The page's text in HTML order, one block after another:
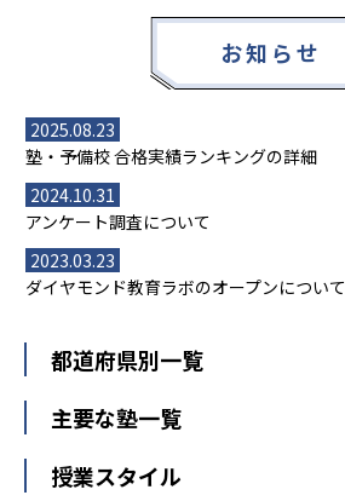
お知らせ
2025.08.23
塾・予備校 合格実績ランキングの詳細
2024.10.31
アンケート調査について
2023.03.23
ダイヤモンド教育ラボのオープンについて
都道府県別一覧
北海道・東北
山形県
福島県
主要な塾一覧
【掲載塾一覧を見る】
授業スタイル